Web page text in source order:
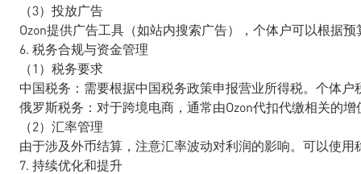
（3）投放广告
Ozon提供广告工具（如站内搜索广告），个体户可以根据
6. 税务合规与资金管理
（1）税务要求
中国税务：需要根据中国税务政策申报营业所得税。个体
俄罗斯税务：对于跨境电商，通常由Ozon代扣代缴相关的
（2）汇率管理
由于涉及外币结算，注意汇率波动对利润的影响。可以使
7. 持续优化和提升